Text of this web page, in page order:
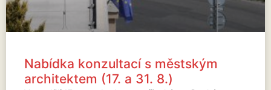
Nabídka konzultací s městským
architektem (17. a 31. 8.)